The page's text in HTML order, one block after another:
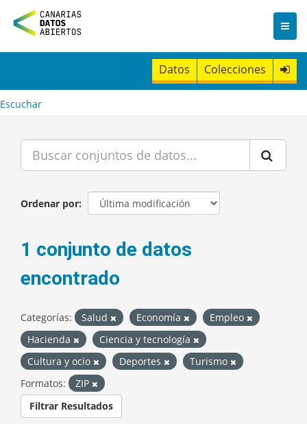
n
t
Datos Colecciones
Escuchar
Ordenar por
1 conjunto de datos
encontrado
Categorías: Salud Economía
Empleo
Hacienda
Ciencia y tecnología
Cultura y ocio
Deportes
Turismo
Formatos:
ZIP
Filtrar Resultados